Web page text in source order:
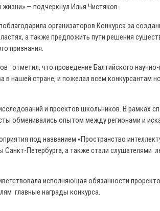
— подчеркнул Илья Чистяков.
организаторов Конкурса за
а также предложить пути решения
признания.
что проведение Балтийского
нашей стране, и пожелал всем конкурсантам
и проектов школьников. В рамках
опытом между регионами и
под названием «Пространство
Петербурга, а также стали слушателями
исполняющая обязанности
главные награды конкурса.